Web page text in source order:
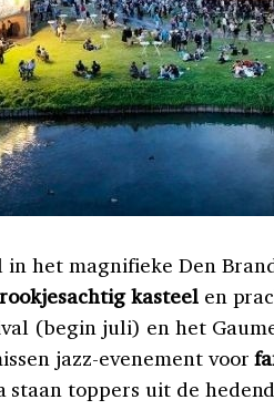
in het magnifieke Den
kasteelen
(begin juli) en het
jazz-evenement voor
staan toppers uit de